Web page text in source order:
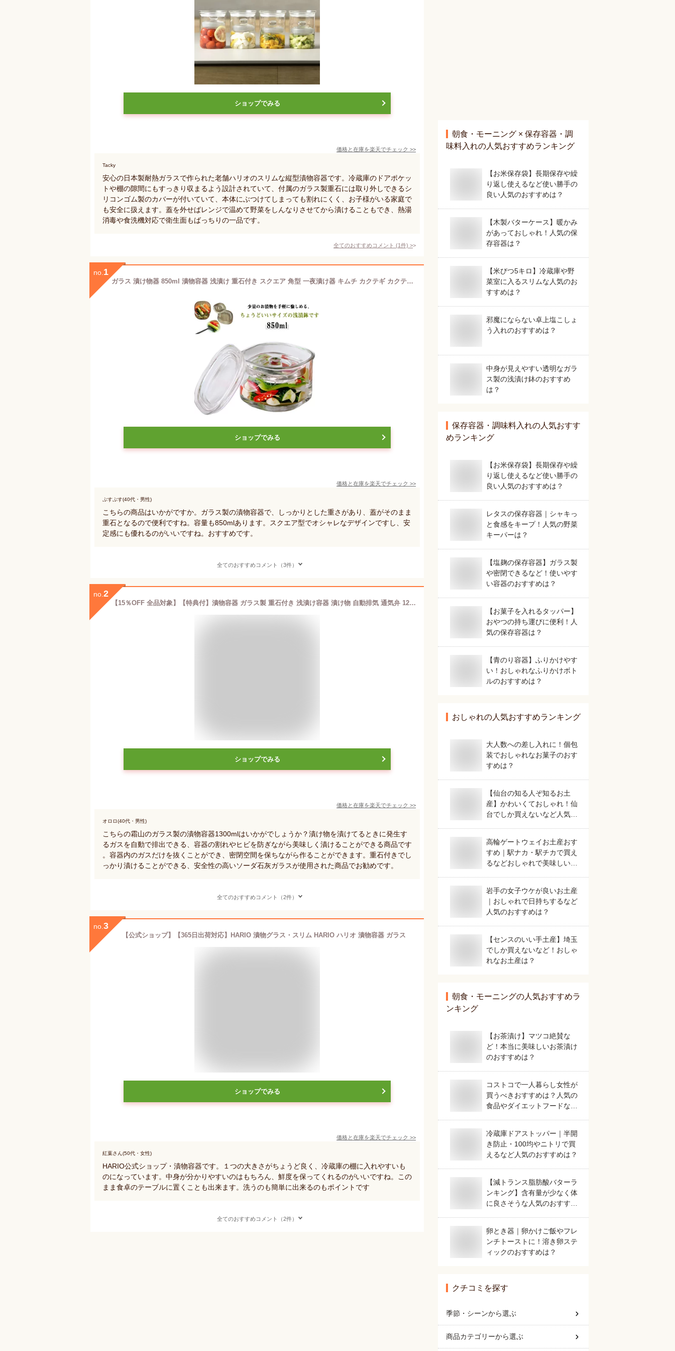
ショップでみる
価格と在庫を楽天でチェック >>
Tacky
安心の日本製耐熱ガラスで作られた老舗ハリオのスリムな縦型漬物容器です。冷蔵庫のドアポケッ
トや棚の隙間にもすっきり収まるよう設計されていて、付属のガラス製重石には取り外しできるシ
リコンゴム製のカバーが付いていて、本体にぶつけてしまっても割れにくく、お子様がいる家庭で
も安全に扱えます。蓋を外せばレンジで温めて野菜をしんなりさせてから漬けることもでき、熱湯
消毒や食洗機対応で衛生面もばっちりの一品です。
全てのおすすめコメント (1件) >
no. 1
ガラス 漬け物器 850ml 漬物容器 浅漬け 重石付き スクエア 角型 一夜漬け器 キムチ カクテギ カクテキ マリネ ピクルス オイル漬け 塩漬け はちみつ漬け つけもの 漬物鉢 浅漬け鉢 ガラス製 保存容器 浅漬けポット 自家製 白菜漬け きゅうり 大根 ガラス容器 おしゃれ 少量
ショップでみる
価格と在庫を楽天でチェック >>
ぷすぷす(40代・男性)
こちらの商品はいかがですか。ガラス製の漬物容器で、しっかりとした重さがあり、蓋がそのまま
重石となるので便利ですね。容量も850mlあります。スクエア型でオシャレなデザインですし、安
定感にも優れるのがいいですね。おすすめです。
全てのおすすめコメント（3件）
no. 2
【15％OFF 全品対象】【特典付】漬物容器 ガラス製 重石付き 浅漬け容器 漬け物 自動排気 通気弁 12cm コンパクト 漬け物ポット 浅漬けポット 保存容器 ガラス容器 漬物メーカー おもし 漬物石 重り 時短 漬物 浅漬け ピクルス ドアポケット 白菜 大根 ガス抜き 霜山
ショップでみる
価格と在庫を楽天でチェック >>
オロロ(40代・男性)
こちらの霜山のガラス製の漬物容器1300mlはいかがでしょうか？漬け物を漬けてるときに発生す
るガスを自動で排出できる、容器の割れやヒビを防ぎながら美味しく漬けることができる商品です
。容器内のガスだけを抜くことができ、密閉空間を保ちながら作ることができます。重石付きでし
っかり漬けることができる、安全性の高いソーダ石灰ガラスが使用された商品でお勧めです。
全てのおすすめコメント（2件）
no. 3
【公式ショップ】【365日出荷対応】HARIO 漬物グラス・スリム HARIO ハリオ 漬物容器 ガラス
ショップでみる
価格と在庫を楽天でチェック >>
紅葉さん(50代・女性)
HARIO公式ショップ・漬物容器です。１つの大きさがちょうど良く、冷蔵庫の棚に入れやすいも
のになっています。中身が分かりやすいのはもちろん、鮮度を保ってくれるのがいいですね。この
まま食卓のテーブルに置くことも出来ます。洗うのも簡単に出来るのもポイントです
全てのおすすめコメント（2件）
朝食・モーニング × 保存容器・調
味料入れの人気おすすめランキング
【お米保存袋】長期保存や繰
り返し使えるなど使い勝手の
良い人気のおすすめは？
【木製バターケース】暖かみ
があっておしゃれ！人気の保
存容器は？
【米びつ5キロ】冷蔵庫や野
菜室に入るスリムな人気のお
すすめは？
邪魔にならない卓上塩こしょ
う入れのおすすめは？
中身が見えやすい透明なガラ
ス製の浅漬け鉢のおすすめ
は？
保存容器・調味料入れの人気おすす
めランキング
【お米保存袋】長期保存や繰
り返し使えるなど使い勝手の
良い人気のおすすめは？
レタスの保存容器｜シャキっ
と食感をキープ！人気の野菜
キーパーは？
【塩麹の保存容器】ガラス製
や密閉できるなど！使いやす
い容器のおすすめは？
【お菓子を入れるタッパー】
おやつの持ち運びに便利！人
気の保存容器は？
【青のり容器】ふりかけやす
い！おしゃれなふりかけボト
ルのおすすめは？
おしゃれの人気おすすめランキング
大人数への差し入れに！個包
装でおしゃれなお菓子のおす
すめは？
【仙台の知る人ぞ知るお土
産】かわいくておしゃれ！仙
台でしか買えないなど人気の
高輪ゲートウェイお土産おす
すめ｜駅ナカ・駅チカで買え
るなどおしゃれで美味しいも
岩手の女子ウケが良いお土産
｜おしゃれで日持ちするなど
人気のおすすめは？
【センスのいい手土産】埼玉
でしか買えないなど！おしゃ
れなお土産は？
朝食・モーニングの人気おすすめラ
ンキング
【お茶漬け】マツコ絶賛な
ど！本当に美味しいお茶漬け
のおすすめは？
コストコで一人暮らし女性が
買うべきおすすめは？人気の
食品やダイエットフードなど
冷蔵庫ドアストッパー｜半開
き防止・100均やニトリで買
えるなど人気のおすすめは？
【減トランス脂肪酸バターラ
ンキング】含有量が少なく体
に良さそうな人気のおすすめ
卵とき器｜卵かけご飯やフレ
ンチトーストに！溶き卵ステ
ィックのおすすめは？
クチコミを探す
季節・シーンから選ぶ
商品カテゴリーから選ぶ